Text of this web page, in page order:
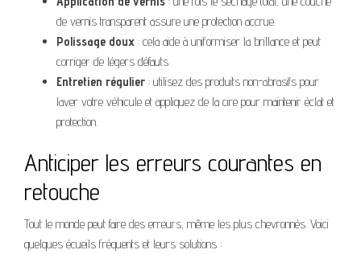
de vernis transparent assure une protection accrue.
Polissage doux : cela aide à uniformiser la brillance et peut
corriger de légers défauts.
Entretien régulier : utilisez des produits non-abrasifs pour
laver votre véhicule et appliquez de la cire pour maintenir éclat et
protection.
Anticiper les erreurs courantes en
retouche
Tout le monde peut faire des erreurs, même les plus chevronnés. Voici
quelques écueils fréquents et leurs solutions :